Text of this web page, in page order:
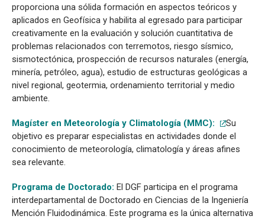
proporciona una sólida formación en aspectos teóricos y
aplicados en Geofísica y habilita al egresado para participar
creativamente en la evaluación y solución cuantitativa de
problemas relacionados con terremotos, riesgo sísmico,
sismotectónica, prospección de recursos naturales (energía,
minería, petróleo, agua), estudio de estructuras geológicas a
nivel regional, geotermia, ordenamiento territorial y medio
ambiente.
Magíster en Meteorología y Climatología (MMC):
Su
objetivo es preparar especialistas en actividades donde el
conocimiento de meteorología, climatología y áreas afines
sea relevante.
Programa de Doctorado: El DGF participa en el programa
interdepartamental de Doctorado en Ciencias de la Ingeniería
Mención Fluidodinámica. Este programa es la única alternativa